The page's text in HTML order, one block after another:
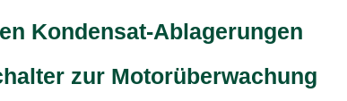
Kondensat-Ablagerungen
zur Motorüberwachung